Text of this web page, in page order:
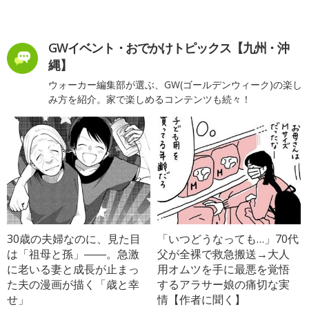
GWイベント・おでかけトピックス【九州・沖
縄】
ウォーカー編集部が選ぶ、GW(ゴールデンウィーク)の楽し
み方を紹介。家で楽しめるコンテンツも続々！
30歳の夫婦なのに、見た目
は「祖母と孫」――。急激
に老いる妻と成長が止まっ
た夫の漫画が描く「歳と幸
せ」
「いつどうなっても…」70代
父が全裸で救急搬送→大人
用オムツを手に最悪を覚悟
するアラサー娘の痛切な実
情【作者に聞く】